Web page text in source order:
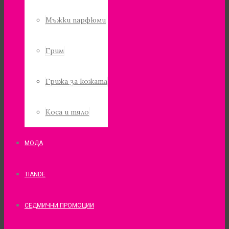
Мъжки парфюми
Грим
Грижа за кожата
Коса и тяло
МОДА
TIANDE
СЕДМИЧНИ ПРОМОЦИИ